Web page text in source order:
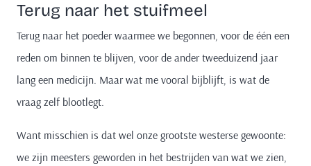
Terug naar het stuifmeel
Terug naar het poeder waarmee we begonnen, voor de één een
reden om binnen te blijven, voor de ander tweeduizend jaar
lang een medicijn. Maar wat me vooral bijblijft, is wat de
vraag zelf blootlegt.
Want misschien is dat wel onze grootste westerse gewoonte:
we zijn meesters geworden in het bestrijden van wat we zien,